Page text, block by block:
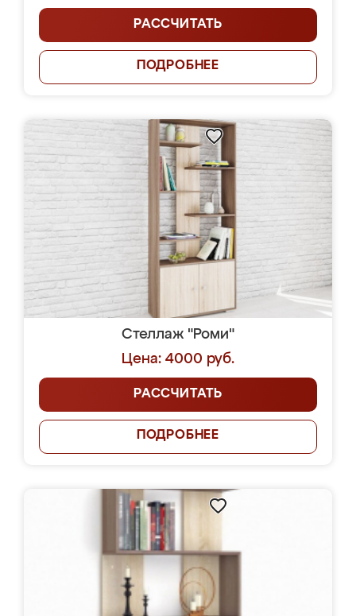
РАССЧИТАТЬ
ПОДРОБНЕЕ
Стеллаж "Роми"
Цена: 4000 руб.
РАССЧИТАТЬ
ПОДРОБНЕЕ